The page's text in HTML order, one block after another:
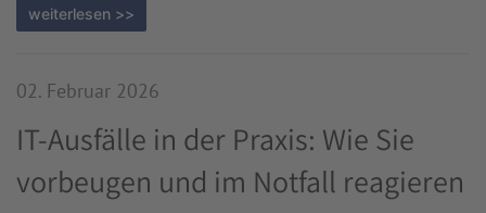
weiterlesen >>
02. Februar 2026
IT-Ausfälle in der Praxis: Wie Sie
vorbeugen und im Notfall reagieren